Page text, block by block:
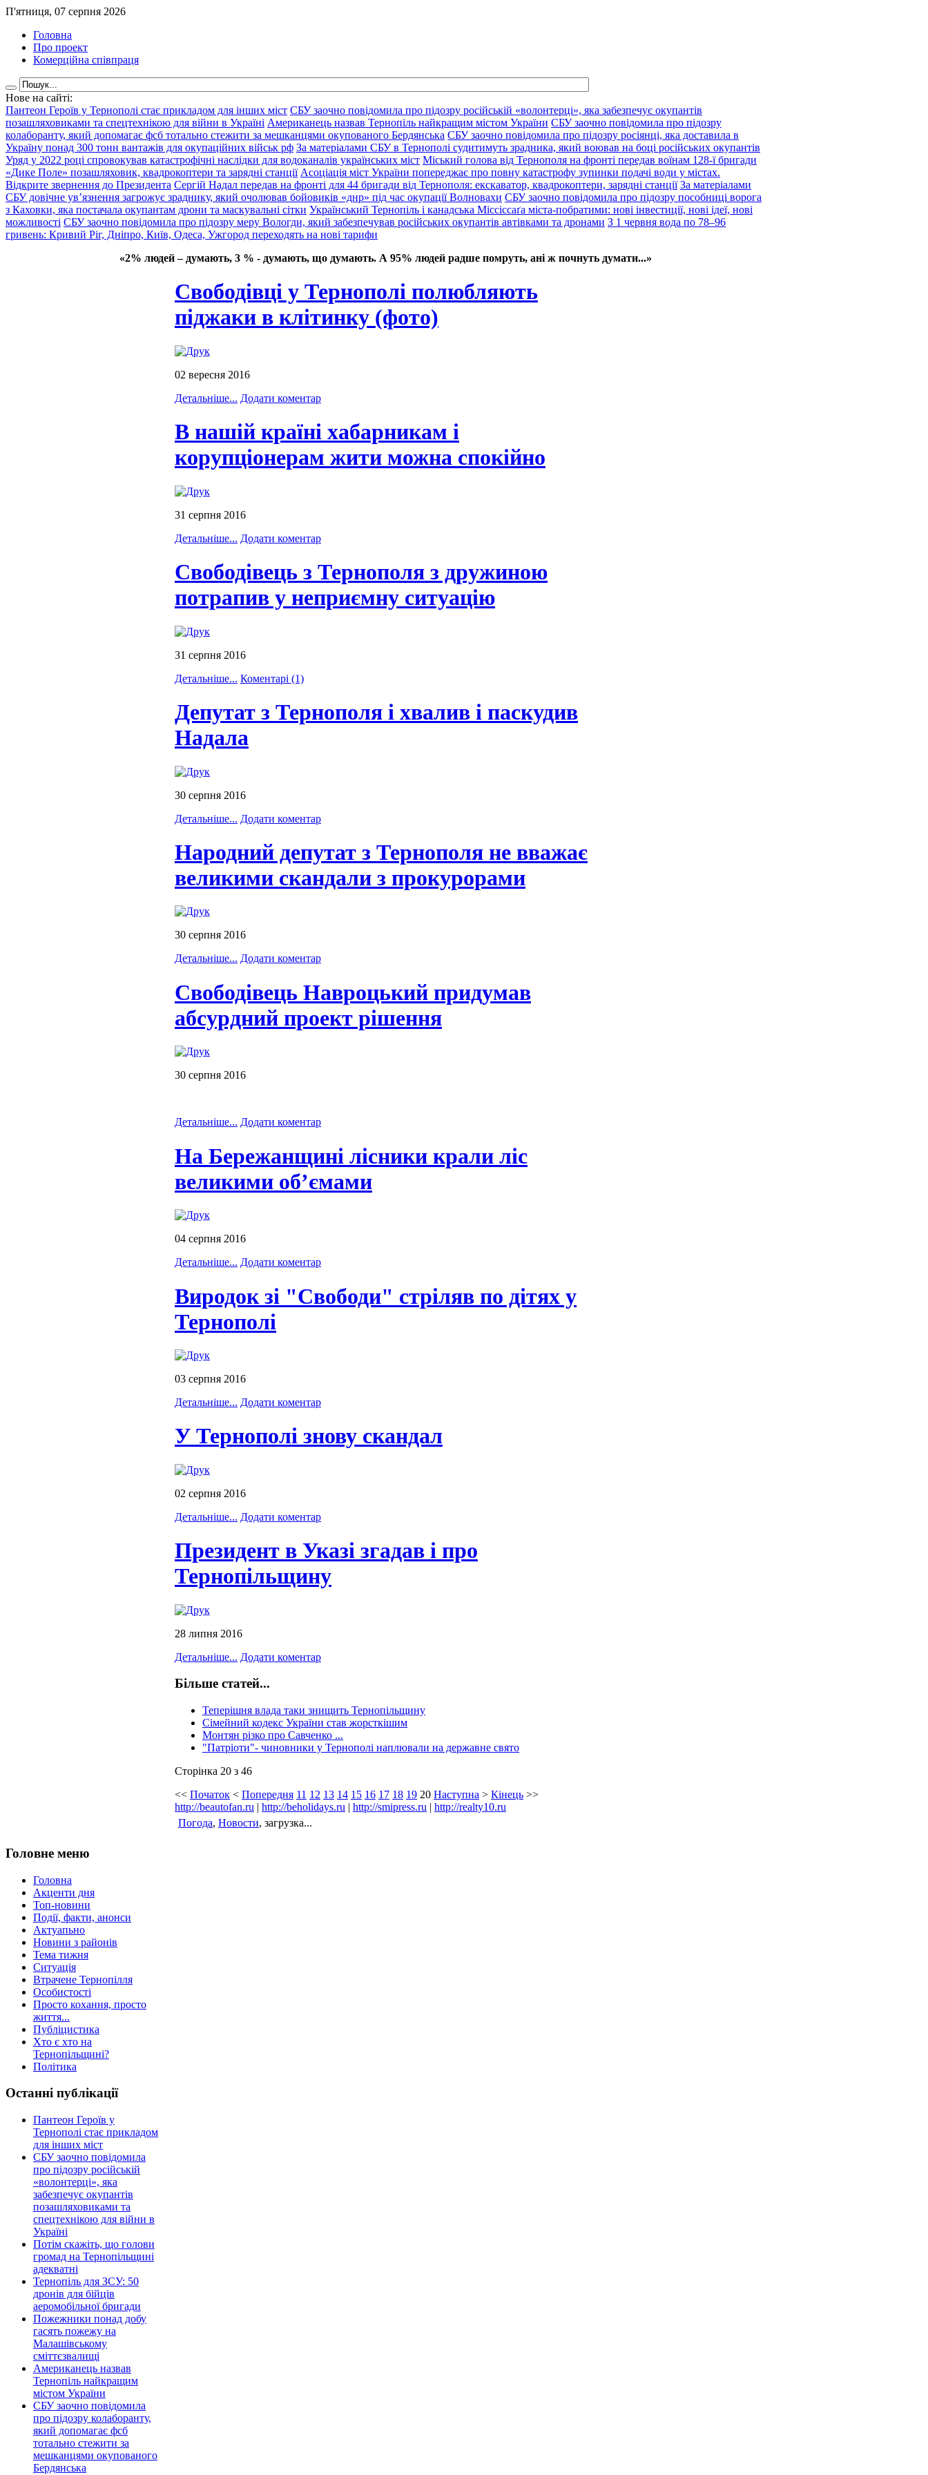
П'ятниця, 07 серпня 2026
Головна
Про проект
Комерційна співпраця
Нове на сайті:
Пантеон Героїв у Тернополі стає прикладом для інших міст СБУ заочно повідомила про підозру російській «волонтерці», яка забезпечує окупантів
позашляховиками та спецтехнікою для війни в Україні Американець назвав Тернопіль найкращим містом України СБУ заочно повідомила про підозру
колаборанту, який допомагає фсб тотально стежити за мешканцями окупованого Бердянська СБУ заочно повідомила про підозру росіянці, яка доставила в
Україну понад 300 тонн вантажів для окупаційних військ рф За матеріалами СБУ в Тернополі судитимуть зрадника, який воював на боці російських окупантів
Уряд у 2022 році спровокував катастрофічні наслідки для водоканалів українських міст Міський голова від Тернополя на фронті передав воїнам 128-ї бригади
«Дике Поле» позашляховик, квадрокоптери та зарядні станції Асоціація міст України попереджає про повну катастрофу зупинки подачі води у містах.
Відкрите звернення до Президента Сергій Надал передав на фронті для 44 бригади від Тернополя: екскаватор, квадрокоптери, зарядні станції За матеріалами
СБУ довічне ув’язнення загрожує зраднику, який очолював бойовиків «днр» під час окупації Волновахи СБУ заочно повідомила про підозру пособниці ворога
з Каховки, яка постачала окупантам дрони та маскувальні сітки Український Тернопіль і канадська Міссіссаґа міста-побратими: нові інвестиції, нові ідеї, нові
можливості СБУ заочно повідомила про підозру меру Вологди, який забезпечував російських окупантів автівками та дронами З 1 червня вода по 78–96
гривень: Кривий Ріг, Дніпро, Київ, Одеса, Ужгород переходять на нові тарифи
«2% людей – думають, 3 % - думають, що думають. А 95% людей радше помруть, ані ж почнуть думати...»
Свободівці у Тернополі полюбляють
піджаки в клітинку (фото)
02 вересня 2016
Детальніше... Додати коментар
В нашій країні хабарникам і
корупціонерам жити можна спокійно
31 серпня 2016
Детальніше... Додати коментар
Свободівець з Тернополя з дружиною
потрапив у неприємну ситуацію
31 серпня 2016
Детальніше... Коментарі (1)
Депутат з Тернополя і хвалив і паскудив
Надала
30 серпня 2016
Детальніше... Додати коментар
Народний депутат з Тернополя не вважає
великими скандали з прокурорами
30 серпня 2016
Детальніше... Додати коментар
Свободівець Навроцький придумав
абсурдний проект рішення
30 серпня 2016
Детальніше... Додати коментар
На Бережанщині лісники крали ліс
великими об’ємами
04 серпня 2016
Детальніше... Додати коментар
Виродок зі "Свободи" стріляв по дітях у
Тернополі
03 серпня 2016
Детальніше... Додати коментар
У Тернополі знову скандал
02 серпня 2016
Детальніше... Додати коментар
Президент в Указі згадав і про
Тернопільщину
28 липня 2016
Детальніше... Додати коментар
Більше статей...
Теперішня влада таки знищить Тернопільщину
Сімейний кодекс України став жорсткішим
Монтян різко про Савченко ...
"Патріоти"- чиновники у Тернополі наплювали на державне свято
Сторінка 20 з 46
<< Початок < Попередня 11 12 13 14 15 16 17 18 19 20 Наступна > Кінець >>
http://beautofan.ru | http://beholidays.ru | http://smipress.ru | http://realty10.ru
Погода, Новости, загрузка...
Головне меню
Головна
Акценти дня
Топ-новини
Події, факти, анонси
Актуапьно
Новини з районів
Тема тижня
Ситуація
Втрачене Тернопілля
Особистості
Просто кохання, просто
життя...
Публіцистика
Хто є хто на
Тернопільщині?
Політика
Останні публікації
Пантеон Героїв у
Тернополі стає прикладом
для інших міст
СБУ заочно повідомила
про підозру російській
«волонтерці», яка
забезпечує окупантів
позашляховиками та
спецтехнікою для війни в
Україні
Потім скажіть, що голови
громад на Тернопільщині
адекватні
Тернопіль для ЗСУ: 50
дронів для бійців
аеромобільної бригади
Пожежники понад добу
гасять пожежу на
Малашівському
сміттєзвалищі
Американець назвав
Тернопіль найкращим
містом України
СБУ заочно повідомила
про підозру колаборанту,
який допомагає фсб
тотально стежити за
мешканцями окупованого
Бердянська